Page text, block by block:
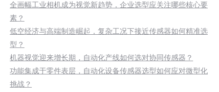
全画幅工业相机成为视觉新趋势，企业选型应关注哪些核心要
素？
低空经济与高端制造崛起，复杂工况下接近传感器如何精准选
型？
机器视觉迎来增长期，自动化产线如何选对协同传感器？
功能集成于零件表层，自动化设备传感器选型如何应对微型化
挑战？